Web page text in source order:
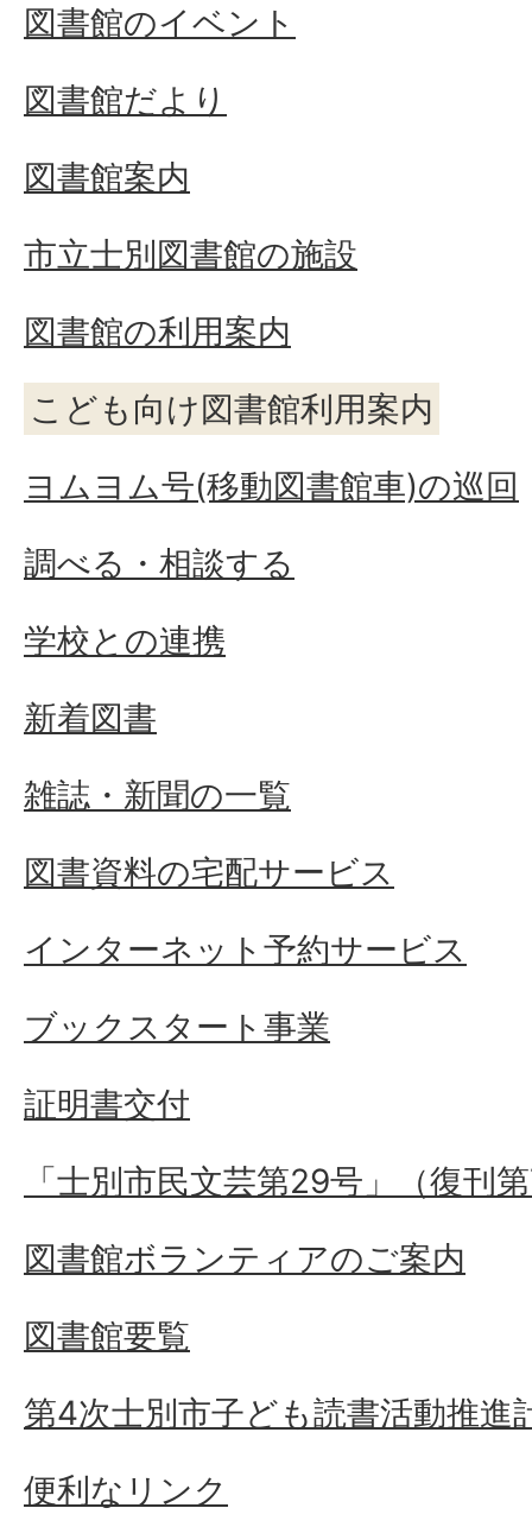
図書館のイベント
図書館だより
図書館案内
市立士別図書館の施設
図書館の利用案内
こども向け図書館利用案内
ヨムヨム号(移動図書館車)の巡回
調べる・相談する
学校との連携
新着図書
雑誌・新聞の一覧
図書資料の宅配サービス
インターネット予約サービス
ブックスタート事業
証明書交付
「士別市民文芸第29号」（復刊
図書館ボランティアのご案内
図書館要覧
第4次士別市子ども読書活動推進
便利なリンク